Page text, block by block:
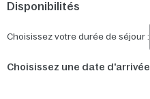
Disponibilités
Choisissez votre durée de séjour :
Choisissez une date d'arrivée